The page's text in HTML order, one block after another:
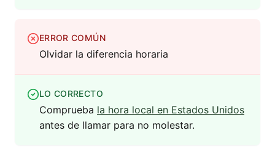
ERROR COMÚN
Olvidar la diferencia horaria
LO CORRECTO
Comprueba la hora local en Estados Unidos
antes de llamar para no molestar.